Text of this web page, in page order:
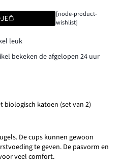
[node-product-
wishlist]
leuk
bekeken de afgelopen 24 uur
biologisch katoen (set van 2)
De cups kunnen gewoon
te geven. De pasvorm en
veel comfort.